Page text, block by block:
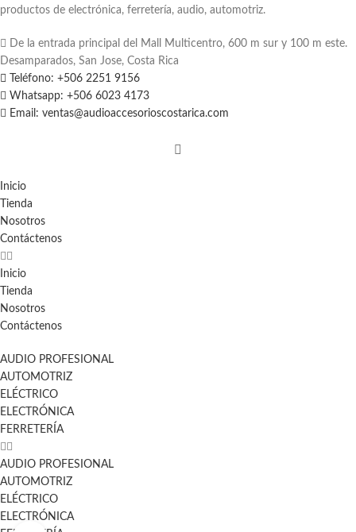
productos de electrónica, ferretería, audio, automotriz.
De la entrada principal del Mall Multicentro, 600 m sur y 100 m este.
Desamparados, San Jose, Costa Rica
Teléfono: +506 2251 9156
Whatsapp: +506 6023 4173
Email: ventas@audioaccesorioscostarica.com
Inicio
Tienda
Nosotros
Contáctenos
Inicio
Tienda
Nosotros
Contáctenos
AUDIO PROFESIONAL
AUTOMOTRIZ
ELÉCTRICO
ELECTRÓNICA
FERRETERÍA
AUDIO PROFESIONAL
AUTOMOTRIZ
ELÉCTRICO
ELECTRÓNICA